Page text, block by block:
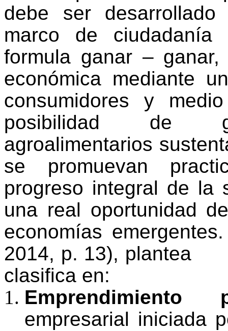
debe ser
marco de
formula ganar –
económica mediante
consumidores y
posibilidad de
agroalimentarios
se promuevan
progreso integral de la
una real oportunidad
economías
2014, p. 13), plantea
clasifica en:
Emprendimiento
empresarial iniciada